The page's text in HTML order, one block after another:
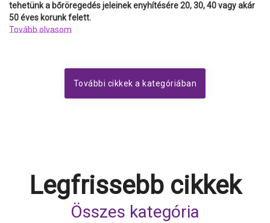
tehetünk a bőröregedés jeleinek enyhítésére 20, 30, 40 vagy akár
50 éves korunk felett.
Tovább olvasom
További cikkek a kategóriában
Legfrissebb cikkek
Összes kategória